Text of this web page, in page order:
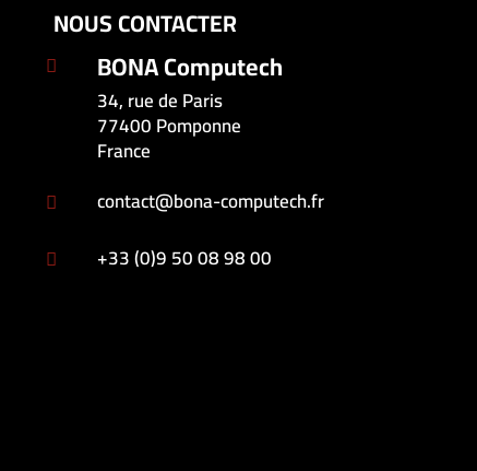
NOUS CONTACTER
 BONA Computech
34, rue de Paris
77400 Pomponne
France
 contact@bona-computech.fr
 +33 (0)9 50 08 98 00